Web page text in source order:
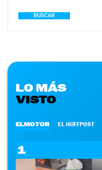
BUSCAR
LO MÁS
VISTO
ELMOTOR EL HUFFPOST
1